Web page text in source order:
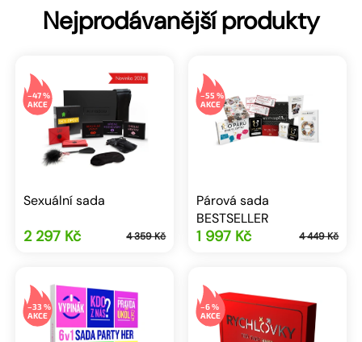
Nejprodávanější produkty
–47 %
Sexuální sada
2 297 Kč 4 359 Kč
–55 %
Párová sada
BESTSELLER
1 997 Kč 4 449 Kč
–33 % –6 %